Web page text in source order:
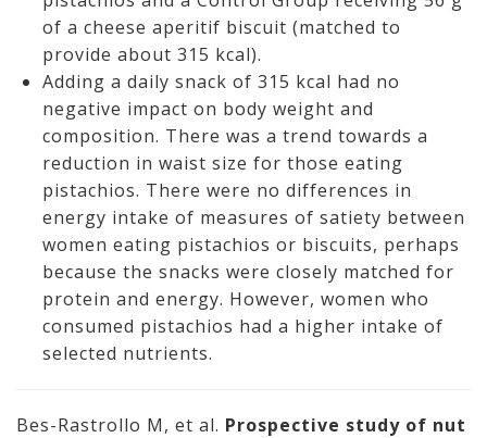
of a cheese aperitif biscuit (matched to
provide about 315 kcal).
Adding a daily snack of 315 kcal had no
negative impact on body weight and
composition. There was a trend towards a
reduction in waist size for those eating
pistachios. There were no differences in
energy intake of measures of satiety between
women eating pistachios or biscuits, perhaps
because the snacks were closely matched for
protein and energy. However, women who
consumed pistachios had a higher intake of
selected nutrients.
Bes-Rastrollo M, et al. Prospective study of nut